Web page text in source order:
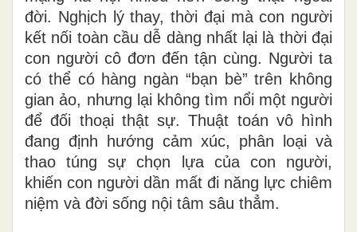
đời. Nghịch lý thay, thời đại mà con người
kết nối toàn cầu dễ dàng nhất lại là thời đại
con người cô đơn đến tận cùng. Người ta
có thể có hàng ngàn “bạn bè” trên không
gian ảo, nhưng lại không tìm nổi một người
để đối thoại thật sự. Thuật toán vô hình
đang định hướng cảm xúc, phân loại và
thao túng sự chọn lựa của con người,
khiến con người dần mất đi năng lực chiêm
niệm và đời sống nội tâm sâu thẳm.